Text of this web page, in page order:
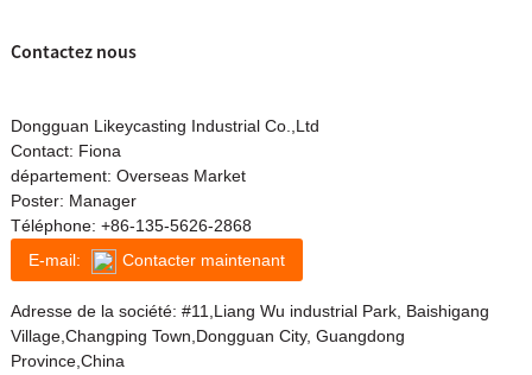
Contactez nous
Dongguan Likeycasting Industrial Co.,Ltd
Contact: Fiona
département: Overseas Market
Poster: Manager
Téléphone: +86-135-5626-2868
E-mail:
Contacter maintenant
Adresse de la société: #11,Liang Wu industrial Park, Baishigang
Village,Changping Town,Dongguan City, Guangdong
Province,China